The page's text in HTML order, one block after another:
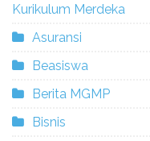
Kurikulum Merdeka
Asuransi
Beasiswa
Berita MGMP
Bisnis